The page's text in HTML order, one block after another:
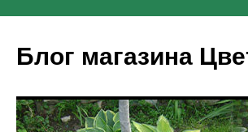
Блог магазина